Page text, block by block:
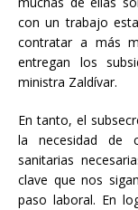
con un trabajo
contratar a más
entregan los
ministra Zaldívar.
En tanto, el
la necesidad de
sanitarias
clave que nos
paso laboral. En